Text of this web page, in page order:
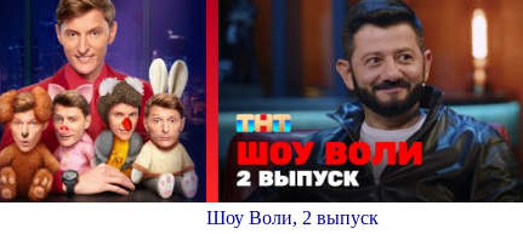
Шоу Воли, 2 выпуск